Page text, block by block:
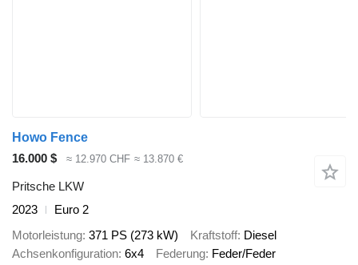
Howo Fence
16.000 $
≈ 12.970 CHF ≈ 13.870 €
Pritsche LKW
2023
Euro 2
Motorleistung 371 PS (273 kW) Kraftstoff Diesel
Achsenkonfiguration 6x4 Federung Feder/Feder